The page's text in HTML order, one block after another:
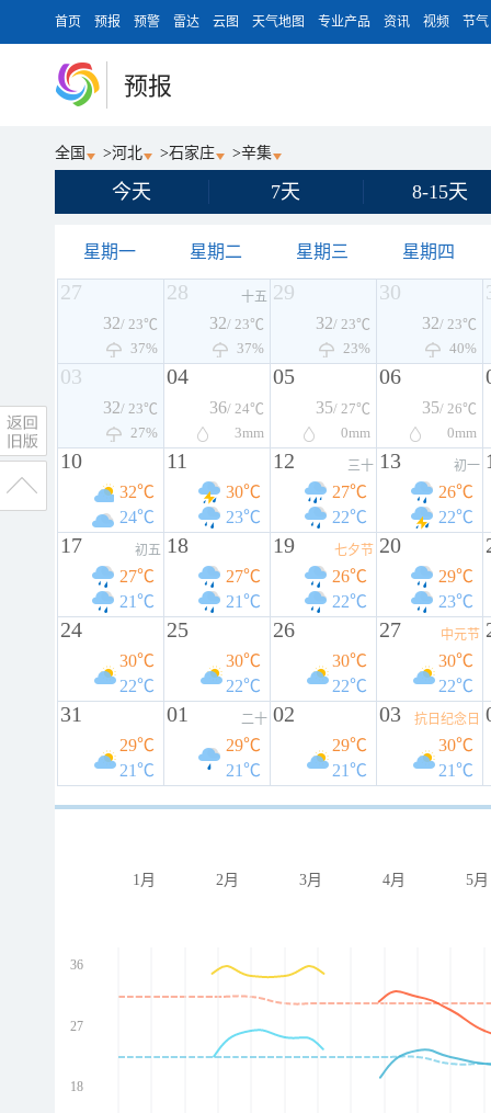
首页 预报 预警 雷达 云图 天气地图 专业产品 资讯 视频 节气
预报
全国 >河北 >石家庄 >辛集
今天 7天 8-15天
星期一 星期二 星期三 星期四
27
32/ 23℃
37%
28 十五
32/ 23℃
37%
29
32/ 23℃
23%
30
32/ 23℃
40%
03
32/ 23℃
27%
04
36/ 24℃
3mm
05
35/ 27℃
0mm
06
35/ 26℃
0mm
10
32℃
24℃
11
30℃
23℃
12 三十
27℃
22℃
13 初一
26℃
22℃
17 初五
27℃
21℃
18
27℃
21℃
19 七夕节
26℃
22℃
20
29℃
23℃
24
30℃
22℃
25
30℃
22℃
26
30℃
22℃
27 中元节
30℃
22℃
31
29℃
21℃
01 二十
29℃
21℃
02
29℃
21℃
03 抗日纪念日
30℃
21℃
1月 2月 3月 4月 5月
36
27
18